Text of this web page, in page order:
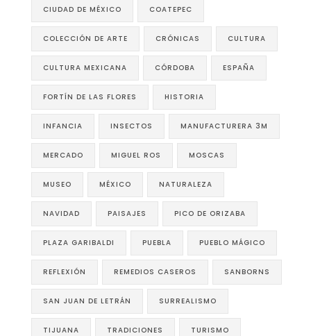
CIUDAD DE MÉXICO COATEPEC
COLECCIÓN DE ARTE CRÓNICAS CULTURA
CULTURA MEXICANA CÓRDOBA ESPAÑA
FORTÍN DE LAS FLORES HISTORIA
INFANCIA INSECTOS MANUFACTURERA 3M
MERCADO MIGUEL ROS MOSCAS
MUSEO MÉXICO NATURALEZA
NAVIDAD PAISAJES PICO DE ORIZABA
PLAZA GARIBALDI PUEBLA PUEBLO MÁGICO
REFLEXIÓN REMEDIOS CASEROS SANBORNS
SAN JUAN DE LETRÁN SURREALISMO
TIJUANA TRADICIONES TURISMO